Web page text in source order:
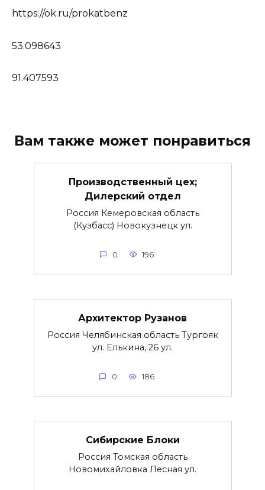
https://ok.ru/prokatbenz
53.098643
91.407593
Вам также может понравиться
Производственный цех;
Дилерский отдел
Россия Кемеровская область
(Кузбасс) Новокузнецк ул.
0 196
Архитектор Рузанов
Россия Челябинская область Тургояк
ул. Елькина, 26 ул.
0 186
Сибирские Блоки
Россия Томская область
Новомихайловка Лесная ул.